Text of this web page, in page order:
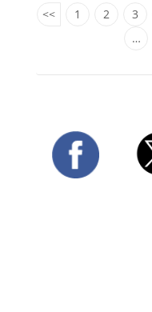
<< 1 2 3
…